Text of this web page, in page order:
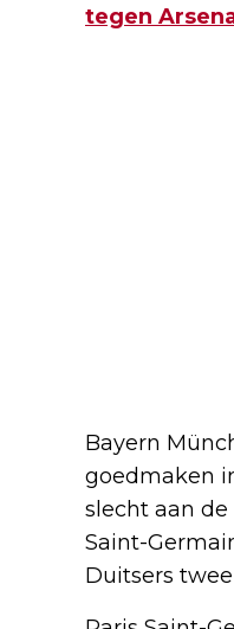
tegen
Bayern
goedmaken
slecht aan
Saint-
Duitsers